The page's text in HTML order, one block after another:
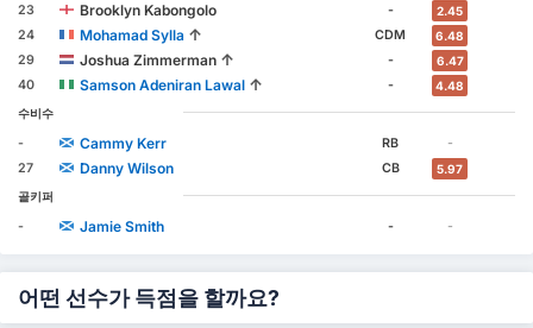
23 Brooklyn Kabongolo - 2.45
24 Mohamad Sylla ↑ CDM 6.48
29 Joshua Zimmerman ↑ - 6.47
40 Samson Adeniran Lawal ↑ - 4.48
수비수
-
Cammy Kerr RB
-
27
Danny Wilson CB 5.97
골키퍼
-
Jamie Smith - -
어떤 선수가 득점을 할까요?